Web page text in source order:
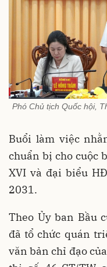
Phó Chủ tịch Quốc hội,
Buổi làm việc
chuẩn bị cho cuộc
XVI và đại biểu
2031.
Theo Ủy ban Bầu
đã tổ chức quán
văn bản chỉ đạo